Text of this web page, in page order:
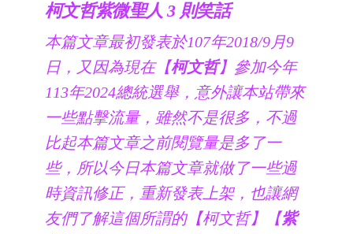
柯文哲紫微聖人 3 則笑話
本篇文章最初發表於107年2018/9月9
日，又因為現在【柯文哲】參加今年
113年2024總統選舉，意外讓本站帶來
一些點擊流量，雖然不是很多，不過
比起本篇文章之前閱覽量是多了一
些，所以今日本篇文章就做了一些過
時資訊修正，重新發表上架，也讓網
友們了解這個所謂的【柯文哲】【紫